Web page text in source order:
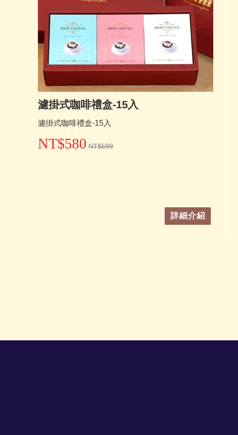
濾掛式咖啡禮盒-15入
濾掛式咖啡禮盒-15入
NT$580 NT$699
詳細介紹